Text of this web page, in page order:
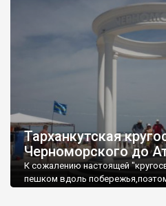
Тарханкутская
Черноморского до
К сожалению настоящей
пешком вдоль